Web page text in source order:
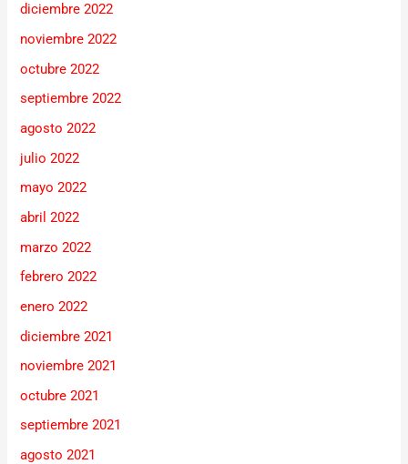
diciembre 2022
noviembre 2022
octubre 2022
septiembre 2022
agosto 2022
julio 2022
mayo 2022
abril 2022
marzo 2022
febrero 2022
enero 2022
diciembre 2021
noviembre 2021
octubre 2021
septiembre 2021
agosto 2021